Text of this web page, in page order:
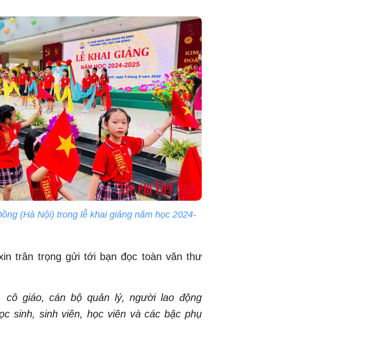
(Hà Nội) trong lễ khai giảng năm học 2024-
trân trọng gửi tới bạn đọc toàn văn thư
cô giáo, cán bộ quản lý, người lao động
sinh, sinh viên, học viên và các bậc phụ